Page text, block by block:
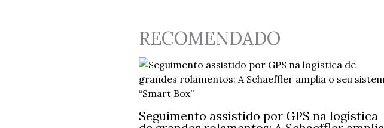
RECOMENDADO
Seguimento assistido por GPS na logística